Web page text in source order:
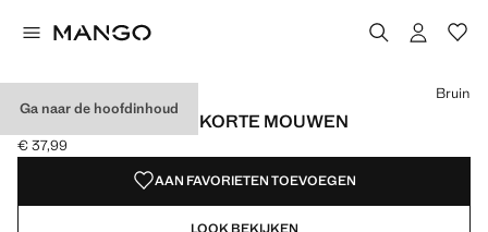
Ga naar de hoofdinhoud
LINNEN T-SHIRT MET KORTE MOUWEN
Huidige prijs [€ 37,99 ]
€ 37,99
Kies een kleur
Kleur Bruin geselecteerd
Kleur Licht/Pastelbruin
Bruin
AAN FAVORIETEN TOEVOEGEN